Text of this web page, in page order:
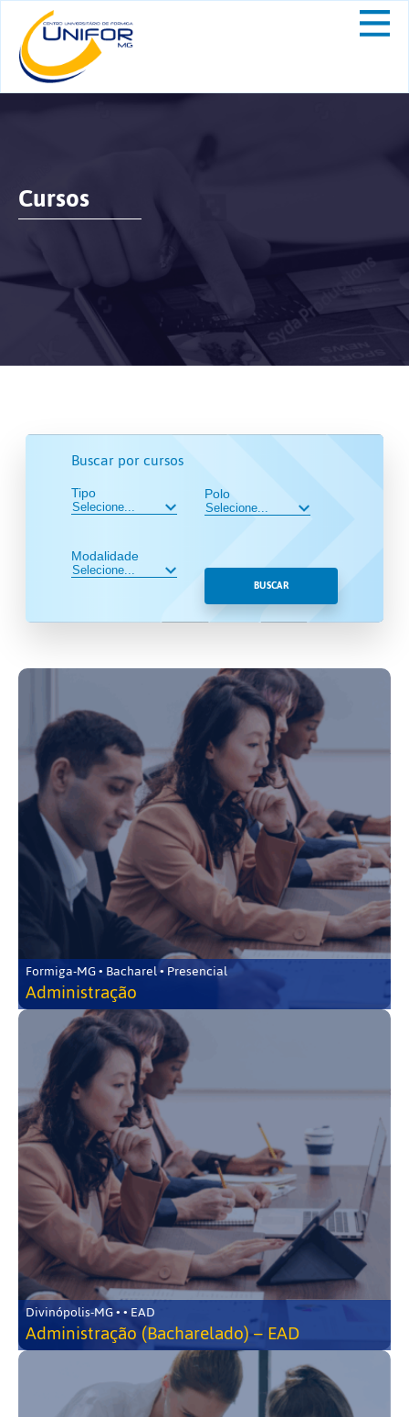
Cursos
Buscar por cursos
Tipo
Modalidade
Polo
BUSCAR
Formiga-MG • Bacharel • Presencial
Administração
Divinópolis-MG • • EAD
Administração (Bacharelado) – EAD